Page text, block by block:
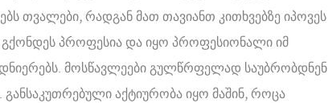
თვალები, რადგან მათ თავიანთ კითხვებზე იპოვეს
გქონდეს პროფესია და იყო პროფესიონალი იმ
მოსწავლეები გულწრფელად საუბრობდნენ
აქტიურობა იყო მაშინ, როცა